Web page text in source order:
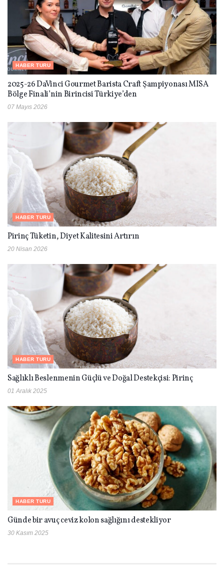
HABER TURU
2025-26 DaVinci Gourmet Barista Craft Şampiyonası MISA
Bölge Finali’nin Birincisi Türkiye’den
07 Mayıs 2026
HABER TURU
Pirinç Tüketin, Diyet Kalitesini Artırın
20 Nisan 2026
HABER TURU
Sağlıklı Beslenmenin Güçlü ve Doğal Destekçisi: Pirinç
01 Aralık 2025
HABER TURU
Günde bir avuç ceviz kolon sağlığını destekliyor
30 Kasım 2025